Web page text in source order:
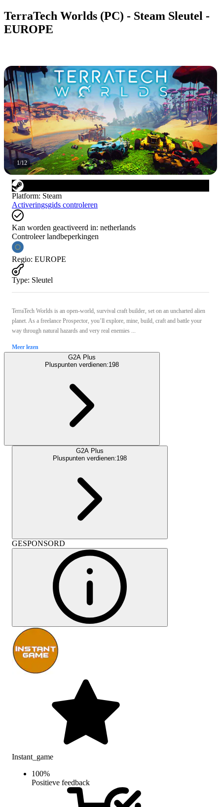
TerraTech Worlds (PC) - Steam Sleutel -
EUROPE
1/12
Platform: Steam
Activeringsgids controleren
Kan worden geactiveerd in: netherlands
Controleer landbeperkingen
Regio: EUROPE
Type: Sleutel
TerraTech Worlds is an open-world, survival craft builder, set on an uncharted alien
planet. As a freelance Prospector, you’ll explore, mine, build, craft and battle your
way through natural hazards and very real enemies ...
Meer lezen
G2A Plus
Pluspunten verdienen:198
G2A Plus
Pluspunten verdienen:198
GESPONSORD
Instant_game
100%
Positieve feedback